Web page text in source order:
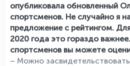
опубликовала обновленный
спортсменов. Не случайно я
предложение с рейтингом.
2020 года это гораздо
спортсменов вы можете
– Можно